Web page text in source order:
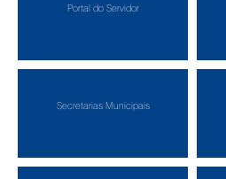
Portal do Servidor
Secretarias Municipais